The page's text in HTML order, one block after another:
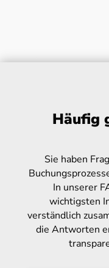
Häufig
Sie haben
In unserer
wichtigsten
verständlich
die Antworten